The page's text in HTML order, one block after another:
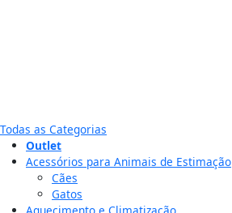
Todas as Categorias
Outlet
Acessórios para Animais de Estimação
Cães
Gatos